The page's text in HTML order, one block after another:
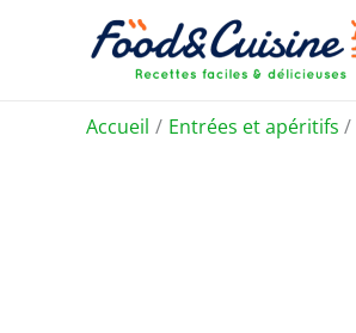
Accueil Entrées et apéritifs